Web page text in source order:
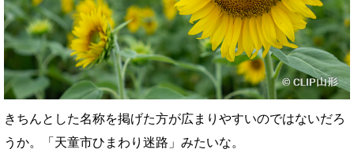
きちんとした名称を掲げた方が広まりやすいのではないだろ
うか。「天童市ひまわり迷路」みたいな。